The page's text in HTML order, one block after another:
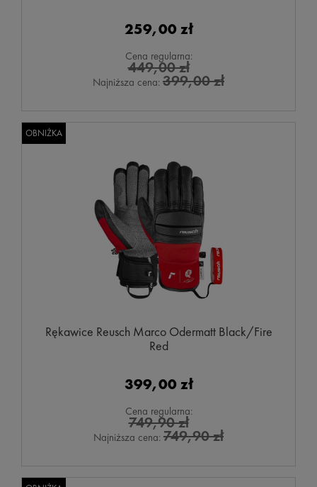
259,00 zł
Cena regularna:
449,00 zł
Najniższa cena: 399,00 zł
Rękawice Reusch Marco Odermatt Black/Fire
Red
399,00 zł
Cena regularna:
749,90 zł
Najniższa cena: 749,90 zł
OBNIŻKA